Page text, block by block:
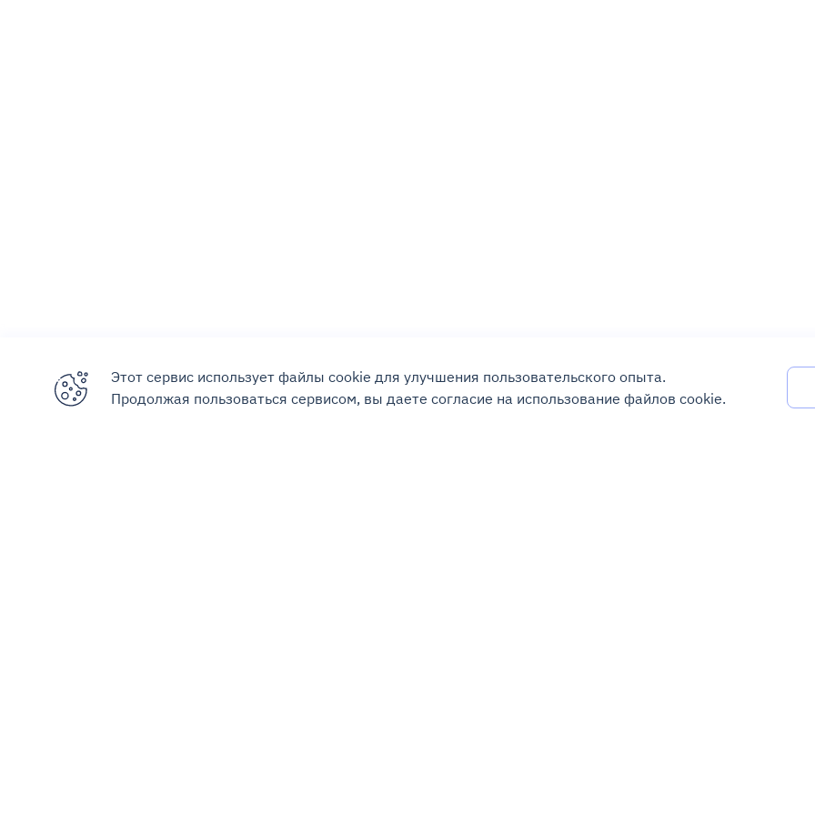
Этот сервис использует файлы cookie для улучшения пользовательского опыта.
Продолжая пользоваться сервисом, вы даете согласие на использование файлов cookie.